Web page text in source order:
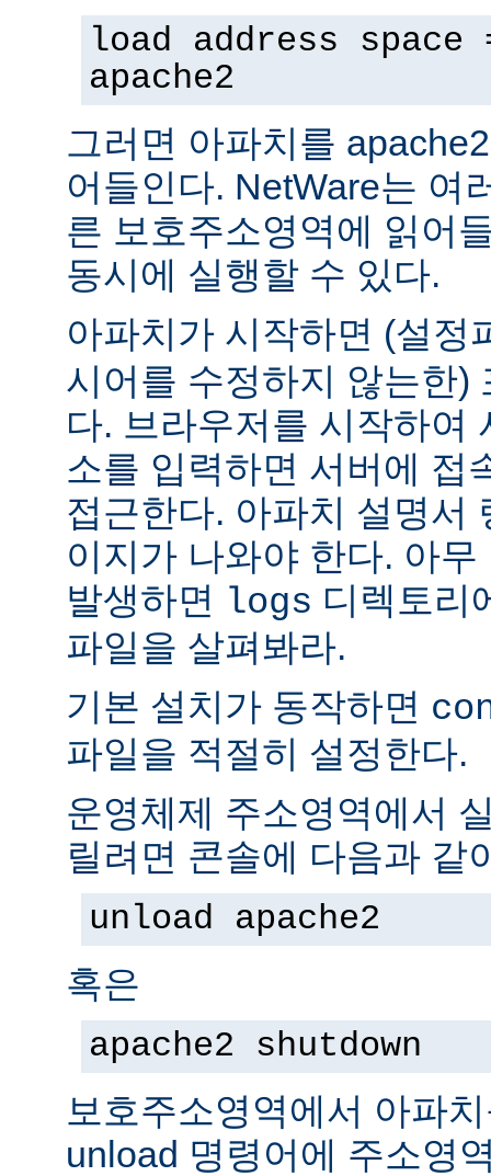
load address space
apache2
그러면 아파치를
어들인다. NetWare는 여
른 보호주소영역에 읽어
동시에 실행할 수 있다.
아파치가 시작하면 (설정
시어를 수정하지 않는한)
다. 브라우저를 시작하여
소를 입력하면 서버에 접
접근한다. 아파치 설명서
이지가 나와야 한다. 아
발생하면 logs 디렉토리
파일을 살펴봐라.
기본 설치가 동작하면
파일을 적절히 설정한다.
운영체제 주소영역에서
릴려면 콘솔에 다음과 같
unload apache2
혹은
apache2 shutdown
보호주소영역에서 아파
unload 명령어에 주소영